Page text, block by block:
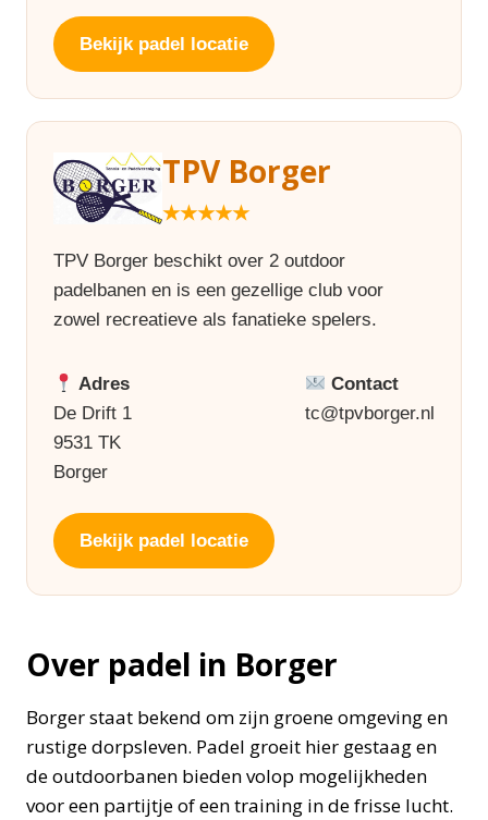
Bekijk padel locatie
TPV Borger
★★★★★
TPV Borger beschikt over 2 outdoor
padelbanen en is een gezellige club voor
zowel recreatieve als fanatieke spelers.
Adres
De Drift 1
9531 TK
Borger
Contact
tc@tpvborger.nl
Bekijk padel locatie
Over padel in Borger
Borger staat bekend om zijn groene omgeving en
rustige dorpsleven. Padel groeit hier gestaag en
de outdoorbanen bieden volop mogelijkheden
voor een partijtje of een training in de frisse lucht.